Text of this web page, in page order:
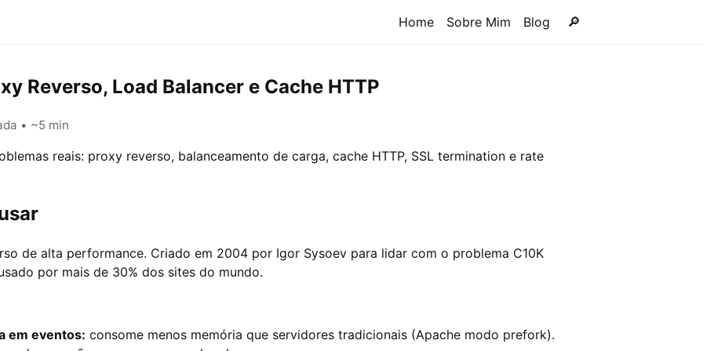
Home Sobre Mim Blog 🔎
Reverso, Load Balancer e Cache HTTP
• ~5 min
reais: proxy reverso, balanceamento de carga, cache HTTP, SSL termination e rate
de alta performance. Criado em 2004 por Igor Sysoev para lidar com o problema C10K
por mais de 30% dos sites do mundo.
em eventos: consome menos memória que servidores tradicionais (Apache modo prefork).